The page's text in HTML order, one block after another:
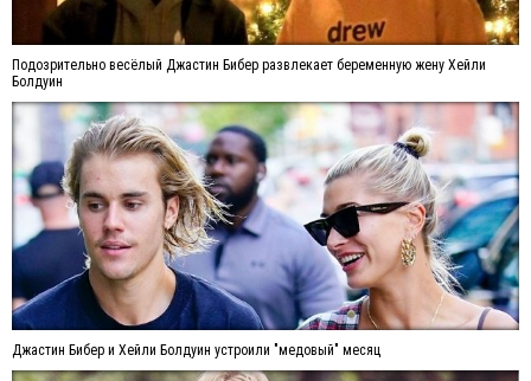
Подозрительно весёлый Джастин Бибер развлекает беременную жену Хейли
Болдуин
Джастин Бибер и Хейли Болдуин устроили "медовый" месяц